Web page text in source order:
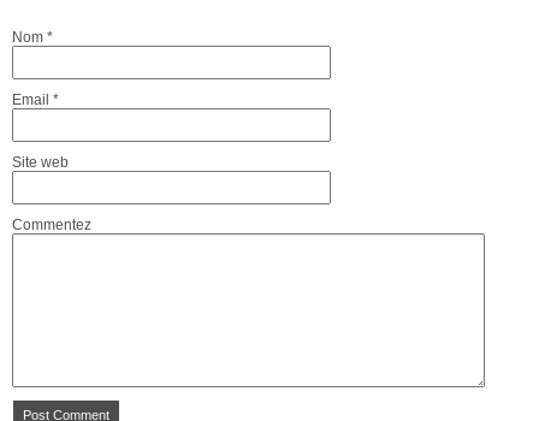
Nom *
Email *
Site web
Commentez